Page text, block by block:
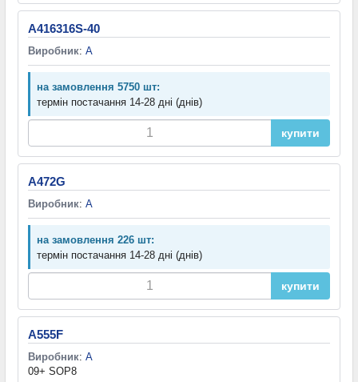
A416316S-40
Виробник: A
на замовлення 5750 шт:
термін постачання 14-28 дні (днів)
купити
A472G
Виробник: A
на замовлення 226 шт:
термін постачання 14-28 дні (днів)
купити
A555F
Виробник: A
09+ SOP8